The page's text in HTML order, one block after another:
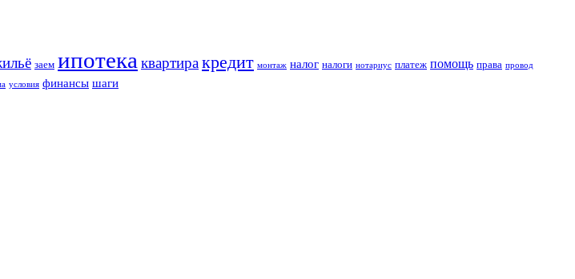
заем ипотека квартиракредит монтаж налог налоги нотариус платеж помощь права провод
условия финансы шаги